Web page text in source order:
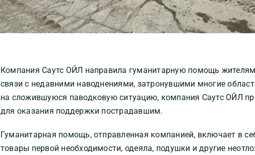
Компания Саутс ОЙЛ направила гуманитарную помощь
связи с недавними наводнениями, затронувшими многие
на сложившуюся паводковую ситуацию, компания Саутс ОЙЛ
для оказания поддержки пострадавшим.
Гуманитарная помощь, отправленная компанией, включает в
товары первой необходимости, одеяла, подушки и другие